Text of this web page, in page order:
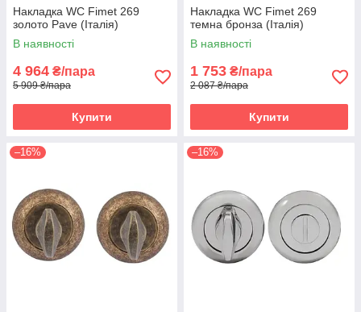
Накладка WC Fimet 269
золото Pave (Італія)
В наявності
4 964 ₴/пара
5 909 ₴/пара
Купити
Накладка WC Fimet 269
темна бронза (Італія)
В наявності
1 753 ₴/пара
2 087 ₴/пара
Купити
–16% –16%